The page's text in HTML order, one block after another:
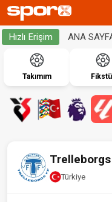
Hızlı Erişim ANA
Takımım
Trelleborgs
Türkiye